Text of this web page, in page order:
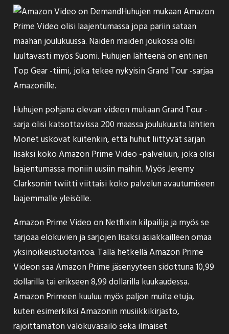
Huhujen mukaanAmazon
Prime Video olisi laajentumassa jopa pariin sataan
maahan joulukuussa. Näiden maiden joukossa olisi
luultavasti myös Suomi. Huhujen lähteenä on entinen
Top Gear -tiimi, joka tekee nykyisin Grand Tour -sarjaa
Amazonille.
Huhujen pohjana olevan videon mukaan Grand Tour -
sarja olisi katsottavissa 200 maassa joulukuusta lähtien.
Monet uskovat kuitenkin, että huhut liittyvät sarjan
lisäksi koko Amazon Prime Video -palveluun, joka olisi
laajentumassa moniin uusiin maihin. Myös Jeremy
Clarksonin twiittiviittaisi koko palvelun avautumiseen
laajemmalle yleisölle.
Amazon Prime Video on Netflixin kilpailija ja myös se
tarjoaa elokuvien ja sarjojen lisäksi asiakkailleen omaa
yksinoikeustuotantoa. Tällä hetkellä Amazon Prime
Videon saa Amazon Prime jäsenyyteen sidottuna 10,99
dollarilla tai erikseen 8,99 dollarilla kuukaudessa.
Amazon Primeen kuuluu myös paljon muita etuja,
kuten esimerkiksi Amazonin musiikkikirjasto,
rajoittamaton valokuvasäilö sekä ilmaiset